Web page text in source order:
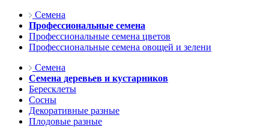
Семена
Профессиональные семена
Профессиональные семена цветов
Профессиональные семена овощей и зелени
Семена
Семена деревьев и кустарников
Бересклеты
Сосны
Декоративные разные
Плодовые разные